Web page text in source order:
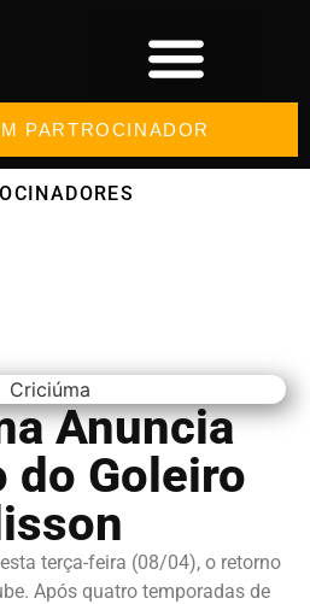
PARTROCINADOR
Anuncia
do Goleiro
terça-feira (08/04), o retorno
Após quatro temporadas de